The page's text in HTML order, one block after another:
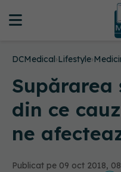
DCMedical›Lifestyle›
din ce
ne
Publicat pe 09 oct 2018,